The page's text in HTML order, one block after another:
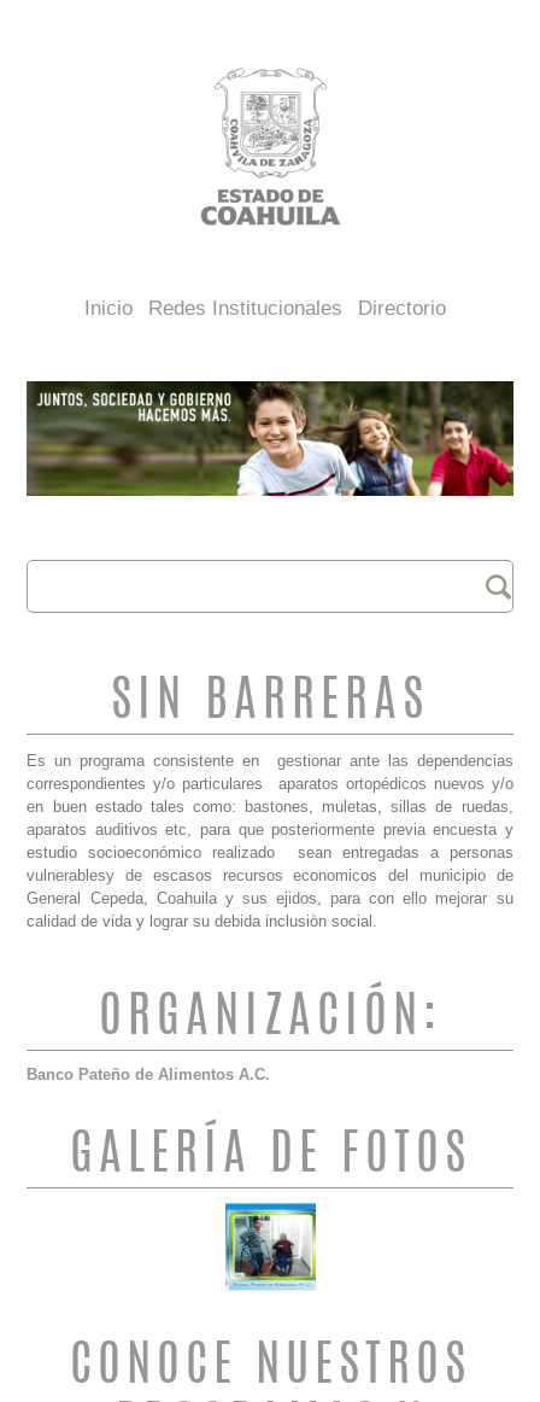
Inicio Redes Institucionales Directorio
FORMULARIO DE
BÚSQUEDA
Buscar
SIN BARRERAS
Es un programa consistente en gestionar ante las dependencias
correspondientes y/o particulares aparatos ortopédicos nuevos y/o
en buen estado tales como: bastones, muletas, sillas de ruedas,
aparatos auditivos etc, para que posteriormente previa encuesta y
estudio socioeconómico realizado sean entregadas a personas
vulnerablesy de escasos recursos economicos del municipio de
General Cepeda, Coahuila y sus ejidos, para con ello mejorar su
calidad de vida y lograr su debida inclusiòn social.
ORGANIZACIÓN:
Banco Pateño de Alimentos A.C.
GALERÍA DE FOTOS
CONOCE NUESTROS